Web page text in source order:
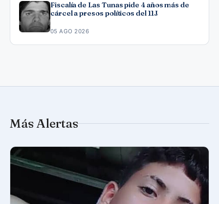
Fiscalía de Las Tunas pide 4 años más de
cárcel a presos políticos del 11J
05 AGO 2026
Más Alertas